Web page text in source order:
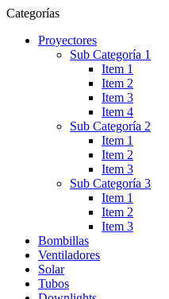
Categorías
Proyectores
Sub Categoría 1
Item 1
Item 2
Item 3
Item 4
Sub Categoría 2
Item 1
Item 2
Item 3
Sub Categoría 3
Item 1
Item 2
Item 3
Bombillas
Ventiladores
Solar
Tubos